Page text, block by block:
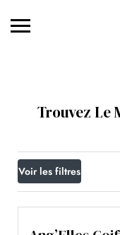
Trouvez Le
Voir les filtres